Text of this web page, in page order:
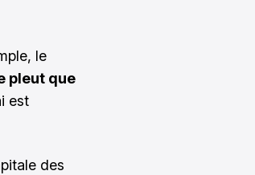
le
pleut que
est
des